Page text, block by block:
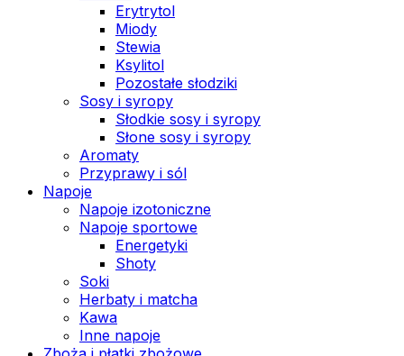
Erytrytol
Miody
Stewia
Ksylitol
Pozostałe słodziki
Sosy i syropy
Słodkie sosy i syropy
Słone sosy i syropy
Aromaty
Przyprawy i sól
Napoje
Napoje izotoniczne
Napoje sportowe
Energetyki
Shoty
Soki
Herbaty i matcha
Kawa
Inne napoje